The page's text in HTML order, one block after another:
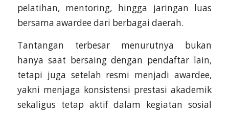
pelatihan, mentoring, hingga jaringan luas
bersama awardee dari berbagai daerah.
Tantangan terbesar menurutnya bukan
hanya saat bersaing dengan pendaftar lain,
tetapi juga setelah resmi menjadi awardee,
yakni menjaga konsistensi prestasi akademik
sekaligus tetap aktif dalam kegiatan sosial